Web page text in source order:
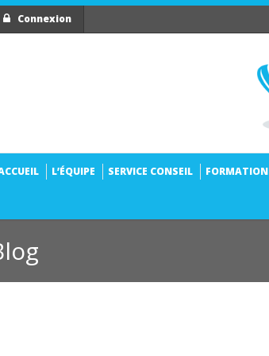
Connexion
L’ÉQUIPE SERVICE CONSEIL FORMATION